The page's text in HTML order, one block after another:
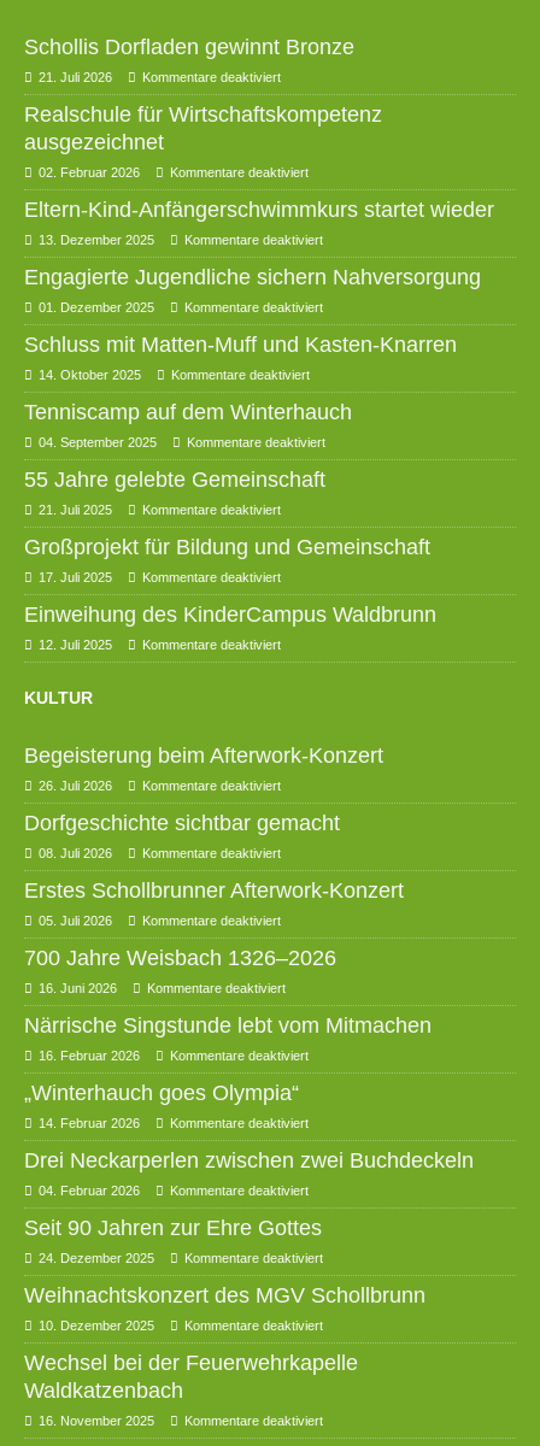
Schollis Dorfladen gewinnt Bronze
21. Juli 2026 Kommentare deaktiviert
Realschule für Wirtschaftskompetenz
ausgezeichnet
02. Februar 2026 Kommentare deaktiviert
Eltern-Kind-Anfängerschwimmkurs startet wieder
13. Dezember 2025 Kommentare deaktiviert
Engagierte Jugendliche sichern Nahversorgung
01. Dezember 2025 Kommentare deaktiviert
Schluss mit Matten-Muff und Kasten-Knarren
14. Oktober 2025 Kommentare deaktiviert
Tenniscamp auf dem Winterhauch
04. September 2025 Kommentare deaktiviert
55 Jahre gelebte Gemeinschaft
21. Juli 2025 Kommentare deaktiviert
Großprojekt für Bildung und Gemeinschaft
17. Juli 2025 Kommentare deaktiviert
Einweihung des KinderCampus Waldbrunn
12. Juli 2025 Kommentare deaktiviert
KULTUR
Begeisterung beim Afterwork-Konzert
26. Juli 2026 Kommentare deaktiviert
Dorfgeschichte sichtbar gemacht
08. Juli 2026 Kommentare deaktiviert
Erstes Schollbrunner Afterwork-Konzert
05. Juli 2026 Kommentare deaktiviert
700 Jahre Weisbach 1326–2026
16. Juni 2026 Kommentare deaktiviert
Närrische Singstunde lebt vom Mitmachen
16. Februar 2026 Kommentare deaktiviert
„Winterhauch goes Olympia“
14. Februar 2026 Kommentare deaktiviert
Drei Neckarperlen zwischen zwei Buchdeckeln
04. Februar 2026 Kommentare deaktiviert
Seit 90 Jahren zur Ehre Gottes
24. Dezember 2025 Kommentare deaktiviert
Weihnachtskonzert des MGV Schollbrunn
10. Dezember 2025 Kommentare deaktiviert
Wechsel bei der Feuerwehrkapelle
Waldkatzenbach
16. November 2025 Kommentare deaktiviert